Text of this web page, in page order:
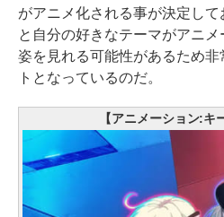
がアニメ化される事が決定し
と自分の好きなテーマがアニ
姿を見れる可能性があるため
トとなっているのだ。
【アニメーション:キ